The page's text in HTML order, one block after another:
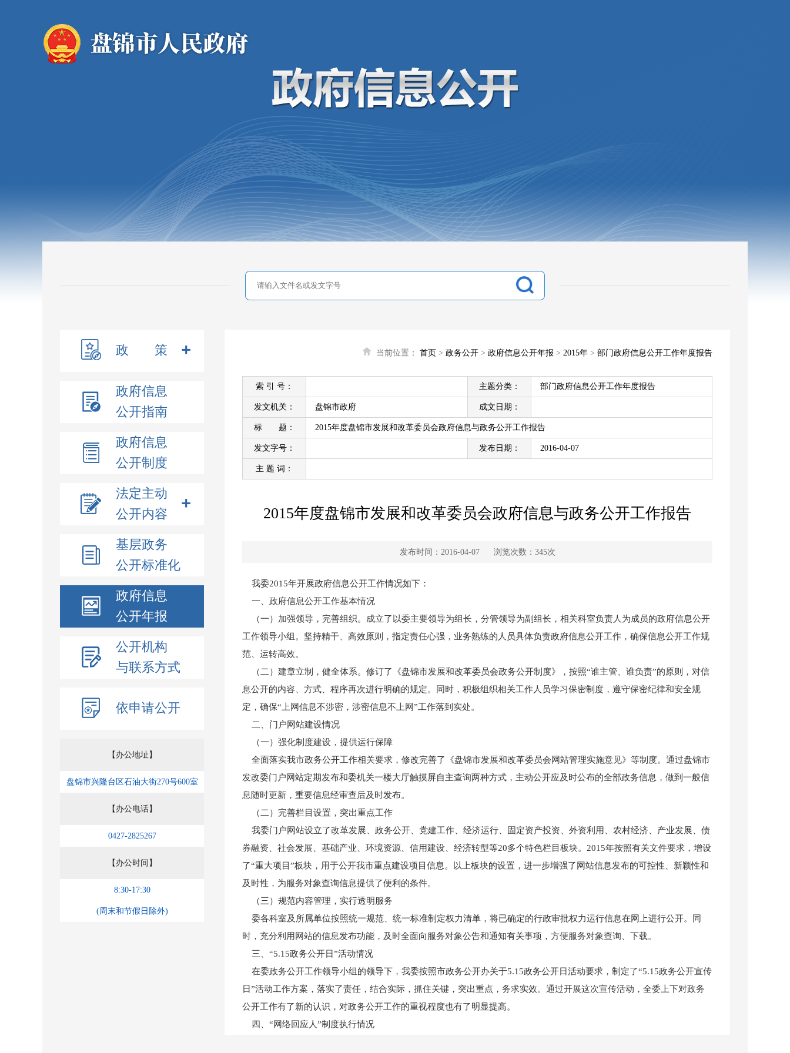
政 策
政府信息
公开指南
政府信息
公开制度
法定主动
公开内容
基层政务
公开标准化
政府信息
公开年报
公开机构
与联系方式
依申请公开
【办公地址】
盘锦市兴隆台区石油大街270号600室
【办公电话】
0427-2825267
【办公时间】
8:30-17:30
(周末和节假日除外)
当前位置： 首页 > 政务公开 > 政府信息公开年报 > 2015年 > 部门政府信息公开工作年度报告
索 引 号： 主题分类： 部门政府信息公开工作年度报告
发文机关： 盘锦市政府 成文日期：
标 题： 2015年度盘锦市发展和改革委员会政府信息与政务公开工作报告
发文字号： 发布日期： 2016-04-07
主 题 词：
2015年度盘锦市发展和改革委员会政府信息与政务公开工作报告
发布时间：2016-04-07 浏览次数： 345次
我委2015年开展政府信息公开工作情况如下：
一、政府信息公开工作基本情况
（一）加强领导，完善组织。成立了以委主要领导为组长，分管领导为副组长，相关科室负责人为成员的政府信息公开
工作领导小组。坚持精干、高效原则，指定责任心强，业务熟练的人员具体负责政府信息公开工作，确保信息公开工作规
范、运转高效。
（二）建章立制，健全体系。修订了《盘锦市发展和改革委员会政务公开制度》，按照“谁主管、谁负责”的原则，对信
息公开的内容、方式、程序再次进行明确的规定。同时，积极组织相关工作人员学习保密制度，遵守保密纪律和安全规
定，确保“上网信息不涉密，涉密信息不上网”工作落到实处。
二、门户网站建设情况
（一）强化制度建设，提供运行保障
全面落实我市政务公开工作相关要求，修改完善了《盘锦市发展和改革委员会网站管理实施意见》等制度。通过盘锦市
发改委门户网站定期发布和委机关一楼大厅触摸屏自主查询两种方式，主动公开应及时公布的全部政务信息，做到一般信
息随时更新，重要信息经审查后及时发布。
（二）完善栏目设置，突出重点工作
我委门户网站设立了改革发展、政务公开、党建工作、经济运行、固定资产投资、外资利用、农村经济、产业发展、债
券融资、社会发展、基础产业、环境资源、信用建设、经济转型等20多个特色栏目板块。2015年按照有关文件要求，增设
了“重大项目”板块，用于公开我市重点建设项目信息。以上板块的设置，进一步增强了网站信息发布的可控性、新颖性和
及时性，为服务对象查询信息提供了便利的条件。
（三）规范内容管理，实行透明服务
委各科室及所属单位按照统一规范、统一标准制定权力清单，将已确定的行政审批权力运行信息在网上进行公开。同
时，充分利用网站的信息发布功能，及时全面向服务对象公告和通知有关事项，方便服务对象查询、下载。
三、“5.15政务公开日”活动情况
在委政务公开工作领导小组的领导下，我委按照市政务公开办关于5.15政务公开日活动要求，制定了“5.15政务公开宣传
日”活动工作方案，落实了责任，结合实际，抓住关键，突出重点，务求实效。通过开展这次宣传活动，全委上下对政务
公开工作有了新的认识，对政务公开工作的重视程度也有了明显提高。
四、“网络回应人”制度执行情况